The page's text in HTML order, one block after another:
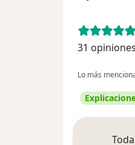
31 opiniones
Lo más